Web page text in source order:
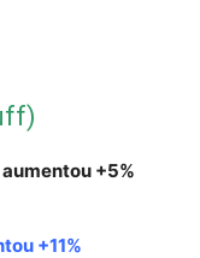
+5%
+11%